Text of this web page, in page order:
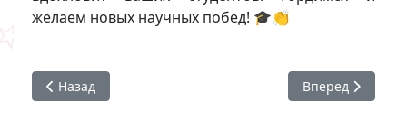
желаем новых научных побед! 🎓👏
Предыдущий: #ХГИК : Абилимпикс 2026
Назад Следующий:
Вперед